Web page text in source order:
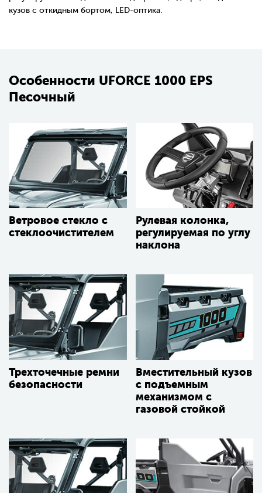
кузов с откидным бортом, LED-оптика.
Особенности UFORCE 1000 EPS
Песочный
Ветровое стекло с
стеклоочистителем
Рулевая колонка,
регулируемая по углу
наклона
Трехточечные ремни
безопасности
Вместительный кузов
c подъемным
механизмом с
газовой стойкой